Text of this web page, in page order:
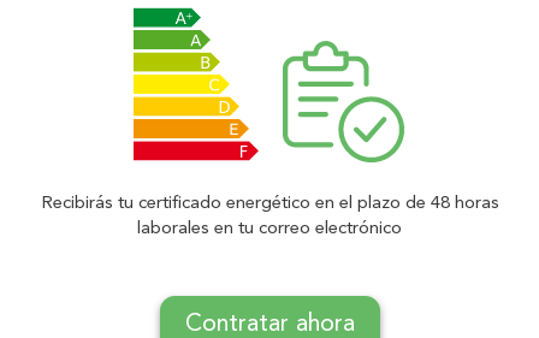
Recibirás tu certificado energético en el plazo de 48 horas
laborales en tu correo electrónico
Contratar ahora